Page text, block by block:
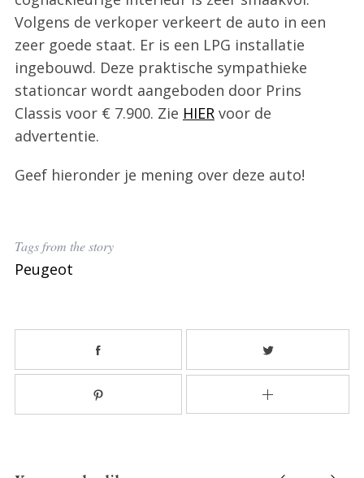
Volgens de verkoper verkeert de auto in een
zeer goede staat. Er is een LPG installatie
ingebouwd. Deze praktische sympathieke
stationcar wordt aangeboden door Prins
Classis voor € 7.900. Zie HIERvoor de
advertentie.
Geef hieronder je mening over deze auto!
Tags from the story
Peugeot